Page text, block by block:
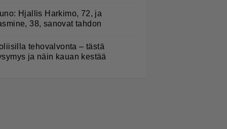
Hjallis Harkimo, 72, ja
38, sanovat tahdon
tehovalvonta – tästä
ja näin kauan kestää